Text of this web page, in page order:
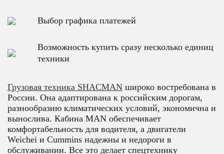
Выбор графика платежей
Возможность купить сразу несколько единиц
техники
Грузовая техника SHACMAN широко востребована в
России. Она адаптирована к российским дорогам,
разнообразию климатических условий, экономична и
вынослива. Кабина MAN обеспечивает
комфортабельность для водителя, а двигатели
Weichei и Cummins надежны и недороги в
обслуживании. Все это делает спецтехнику